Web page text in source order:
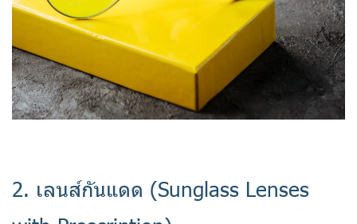
2. เลนส์กันแดด (Sunglass Lenses